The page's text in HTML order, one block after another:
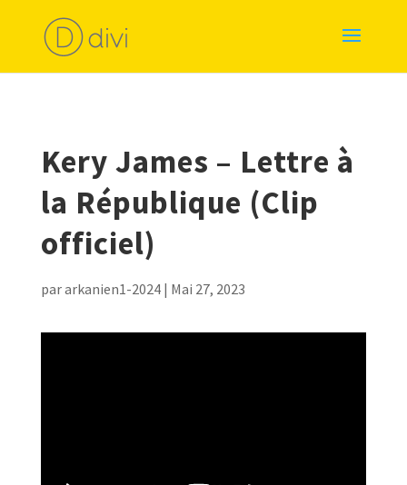
Kery James – Lettre à
la République (Clip
officiel)
pararkanien1-2024| Mai 27, 2023